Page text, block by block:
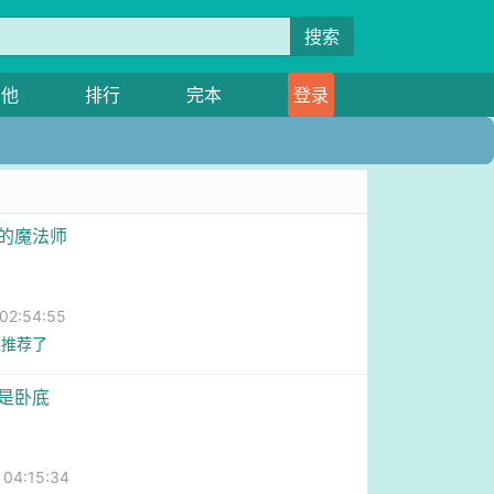
搜索
排行 完本 登录
魔法师
荐了
卧底
04:15:34